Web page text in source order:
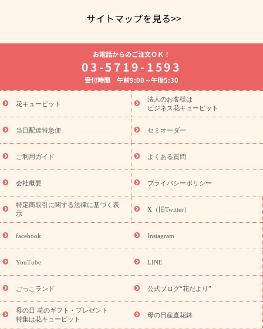
サイトマップを見る>>
よく贈られる花
お祝いの花特集
誕生日フラワーギフト特集
8月の誕生花(トルコキキョウ)
開店・開業祝い
お供え・お悔やみ お供え・お悔やみの花
通夜・葬儀に贈る花 胡蝶蘭・花鉢
ーブドフラワー
季節のイベント
ひまわり ギフト・プレゼント
特集
お盆 花（新盆・初盆） 季節のイベント
お盆 花（新
盆・初盆）
お盆 花（新盆・初盆）
お盆・お供え 花とセットギ
フト
お盆・お供え プリザーブドフラワー
ひまわり ギフト・プ
レゼント特集
夏の花贈り・お中元・暑中見舞い 花のギフト特集
敬老の日におくる花ギフト・プレゼント特集
花ギフト・プレゼント特集
敬老の日 花のおすすめランキング
敬
老の日 花鉢植えのギフト・プレゼント特集
敬老の日 花とセットギ
フト・プレゼント特集
敬老の日の花 全てのギフト一覧
キャン
ペーン
映画『ウォーターガーディアンズ』コラボキャンペーン
「きょう誕生日なんです」キャンペーン
誕生日の花を探す
誕生日フラワーギフト 誕生日フラワーギフト特集
(トルコキキョウ)
9月の誕生花(リンドウ)
ら探す
お祝いの花特集 当日配達特急便 お祝い商品一覧
念日
結婚祝い 出産祝い 退院祝い・快気祝い
寿祝い
プチギフト ペットのお祝いフラワー
お電話からのご注文ＯＫ！
03-5719-1593
受付時間 午前9:00～午後5:30
花キューピット
法人のお客様は
ビジネス花キューピット
当日配達特急便 セミオーダー
ご利用ガイド よくある質問
会社概要 プライバシーポリシー
特定商取引に関する法律に基づく表
示
X（旧Twitter）
facebook Instagram
YouTube LINE
ごっこランド 公式ブログ“花だより”
母の日 花のギフト・プレゼント
特集は花キューピット
母の日産直花鉢